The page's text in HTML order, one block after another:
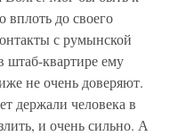
вплоть до своего
с румынской
штаб-квартире ему
не очень доверяют.
держали человека в
и очень сильно. А